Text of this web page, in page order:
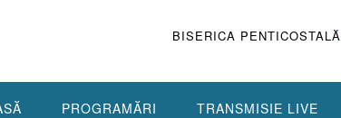
BISERICA PENTICOSTALĂ
PROGRAMĂRI TRANSMISIE LIVE